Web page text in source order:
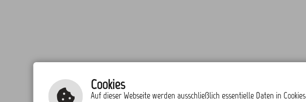
Cookies
Auf dieser Webseite werden ausschließlich essentielle Daten in Cookies